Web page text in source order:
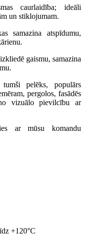
caurlaidība; ideāli
un stiklojumam.
samazina atspīdumu,
gaismu, samazina
pelēks, populārs
pergolos, fasādēs
vizuālo pievilcību ar
ar mūsu komandu
+120°C